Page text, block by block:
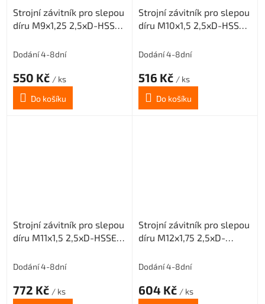
Strojní závitník pro slepou
díru M9x1,25 2,5xD-HSSE-
Dodání 4-8dní
550 Kč / ks
Do košíku
Strojní závitník pro slepou
díru M10x1,5 2,5xD-HSSE-
Dodání 4-8dní
516 Kč / ks
Do košíku
Strojní závitník pro slepou
díru M11x1,5 2,5xD-HSSE-
Dodání 4-8dní
772 Kč / ks
Strojní závitník pro slepou
díru M12x1,75 2,5xD-
Dodání 4-8dní
604 Kč / ks